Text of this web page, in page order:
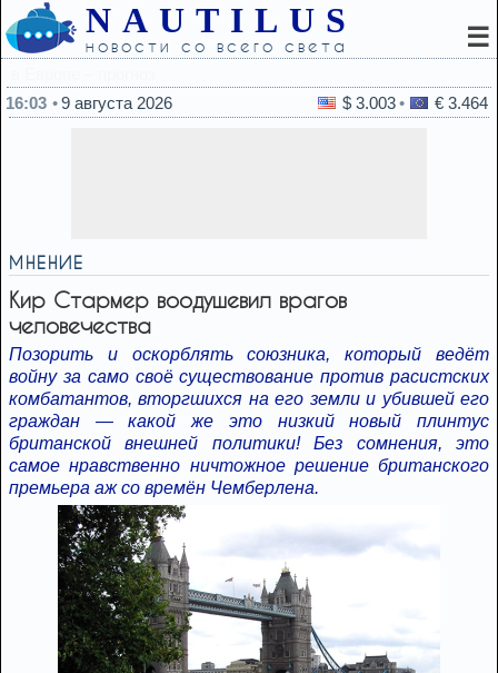
NAUTILUS
новости со всего света ☰
16:03
9 августа 2026 $ 3.003 € 3.464
МНЕНИЕ
Кир Стармер воодушевил врагов
человечества
Позорить и оскорблять союзника, который ведёт
войну за само своё существование против расистских
комбатантов, вторгшихся на его земли и убившей его
граждан — какой же это низкий новый плинтус
британской внешней политики! Без сомнения, это
самое нравственно ничтожное решение британского
премьера аж со времён Чемберлена.